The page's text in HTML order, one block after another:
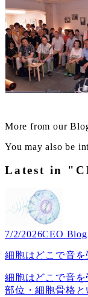
More from our
You may also be
Latest in
7/2/2026CEO Blog
細胞はどこで音
細胞はどこで音
部位・細胞骨格